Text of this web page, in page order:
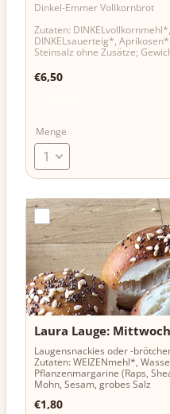
Dinkel-Emmer Vollkornbrot
Zutaten:
DINKELsauerteig*,
Steinsalz ohne Zusätze;
€6,50
€6,50
Menge
Laura Lauge: Mittwoch
Laugensnackies oder -
Zutaten: WEIZENmehl*,
Pflanzenmargarine (Raps,
Mohn, Sesam, grobes Salz
€1,80
€1,80